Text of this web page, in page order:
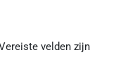
velden zijn